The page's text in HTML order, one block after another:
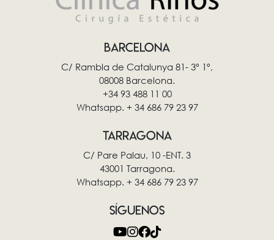
BARCELONA
C/ Rambla de Catalunya 81- 3º 1º,
08008 Barcelona.
+34 93 488 11 00
Whatsapp. + 34 686 79 23 97
TARRAGONA
C/ Pare Palau, 10 -ENT. 3
43001 Tarragona.
Whatsapp. + 34 686 79 23 97
SÍGUENOS